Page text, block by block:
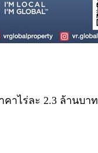
าไร่ละ 2.3 ล้านบาท